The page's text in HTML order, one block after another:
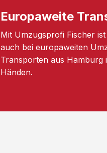
Europaweite
Mit Umzugsprofi Fischer
auch bei europaweiten
Transporten aus Hamburg
Händen.